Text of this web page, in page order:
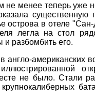
менее теперь уже
в отеле
легла на стол
и разбомбить его.
американских
не было. Стали